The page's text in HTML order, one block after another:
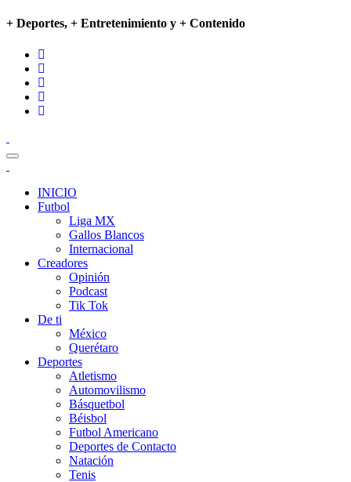
+ Deportes, + Entretenimiento y + Contenido
INICIO
Futbol
Liga MX
Gallos Blancos
Internacional
Creadores
Opinión
Podcast
Tik Tok
De ti
México
Querétaro
Deportes
Atletismo
Automovilismo
Básquetbol
Béisbol
Futbol Americano
Deportes de Contacto
Natación
Tenis